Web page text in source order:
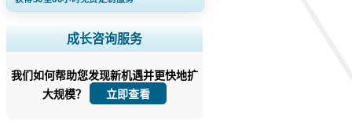
扩大区域和国家覆盖范围， 细分市场分
析， 公司简介， 竞争基准分析， 以及最
立即定制
成长咨询服务
我们如何帮助您发现新机遇并更快地扩
大规模？
立即查看